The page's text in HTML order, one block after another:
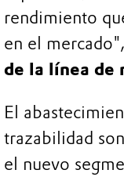
rendimiento
en el
de la línea de
El
trazabilidad
el nuevo